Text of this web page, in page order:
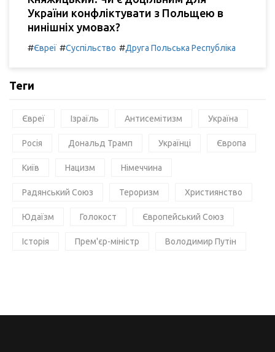
України конфліктувати з Польщею в
нинішніх умовах?
#Євреї #Суспільство #Друга Польська Республіка
Теги
Євреї Ізраїль Антисемітизм Україна
Росія Дональд Трамп Українці Європа
Київ Нацизм Німеччина
Радянський Союз Тероризм Християнство
Юдаїзм Голокост Європейський Союз
Історія Прем'єр-міністр Володимир Путін